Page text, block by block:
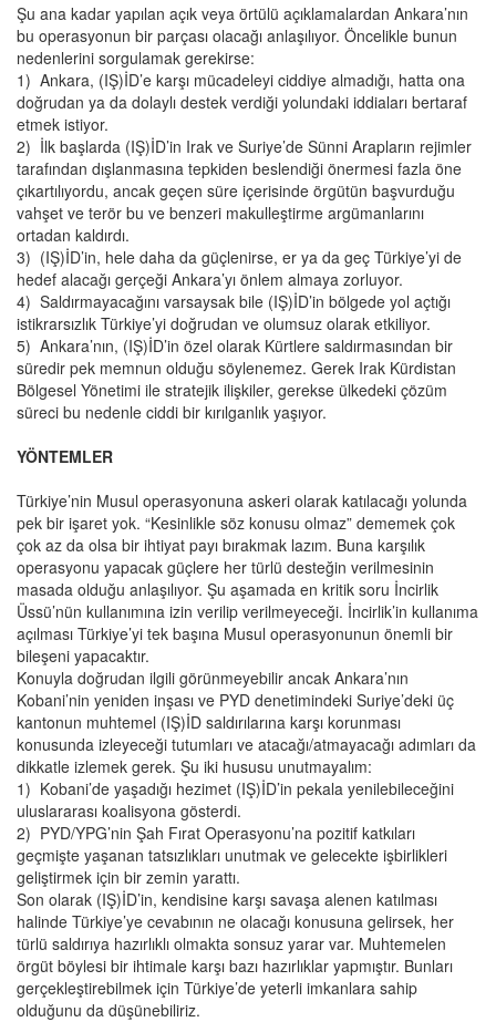
Şu ana kadar yapılan açık veya örtülü açıklamalardan Ankara’nın
bu operasyonun bir parçası olacağı anlaşılıyor. Öncelikle bunun
nedenlerini sorgulamak gerekirse:
1) Ankara, (IŞ)İD’e karşı mücadeleyi ciddiye almadığı, hatta ona
doğrudan ya da dolaylı destek verdiği yolundaki iddiaları bertaraf
etmek istiyor.
2) İlk başlarda (IŞ)İD’in Irak ve Suriye’de Sünni Arapların rejimler
tarafından dışlanmasına tepkiden beslendiği önermesi fazla öne
çıkartılıyordu, ancak geçen süre içerisinde örgütün başvurduğu
vahşet ve terör bu ve benzeri makulleştirme argümanlarını
ortadan kaldırdı.
3) (IŞ)İD’in, hele daha da güçlenirse, er ya da geç Türkiye’yi de
hedef alacağı gerçeği Ankara’yı önlem almaya zorluyor.
4) Saldırmayacağını varsaysak bile (IŞ)İD’in bölgede yol açtığı
istikrarsızlık Türkiye’yi doğrudan ve olumsuz olarak etkiliyor.
5) Ankara’nın, (IŞ)İD’in özel olarak Kürtlere saldırmasından bir
süredir pek memnun olduğu söylenemez. Gerek Irak Kürdistan
Bölgesel Yönetimi ile stratejik ilişkiler, gerekse ülkedeki çözüm
süreci bu nedenle ciddi bir kırılganlık yaşıyor.
YÖNTEMLER
Türkiye’nin Musul operasyonuna askeri olarak katılacağı yolunda
pek bir işaret yok. “Kesinlikle söz konusu olmaz” dememek çok
çok az da olsa bir ihtiyat payı bırakmak lazım. Buna karşılık
operasyonu yapacak güçlere her türlü desteğin verilmesinin
masada olduğu anlaşılıyor. Şu aşamada en kritik soru İncirlik
Üssü’nün kullanımına izin verilip verilmeyeceği. İncirlik’in kullanıma
açılması Türkiye’yi tek başına Musul operasyonunun önemli bir
bileşeni yapacaktır.
Konuyla doğrudan ilgili görünmeyebilir ancak Ankara’nın
Kobani’nin yeniden inşası ve PYD denetimindeki Suriye’deki üç
kantonun muhtemel (IŞ)İD saldırılarına karşı korunması
konusunda izleyeceği tutumları ve atacağı/atmayacağı adımları da
dikkatle izlemek gerek. Şu iki hususu unutmayalım:
1) Kobani’de yaşadığı hezimet (IŞ)İD’in pekala yenilebileceğini
uluslararası koalisyona gösterdi.
2) PYD/YPG’nin Şah Fırat Operasyonu’na pozitif katkıları
geçmişte yaşanan tatsızlıkları unutmak ve gelecekte işbirlikleri
geliştirmek için bir zemin yarattı.
Son olarak (IŞ)İD’in, kendisine karşı savaşa alenen katılması
halinde Türkiye’ye cevabının ne olacağı konusuna gelirsek, her
türlü saldırıya hazırlıklı olmakta sonsuz yarar var. Muhtemelen
örgüt böylesi bir ihtimale karşı bazı hazırlıklar yapmıştır. Bunları
gerçekleştirebilmek için Türkiye’de yeterli imkanlara sahip
olduğunu da düşünebiliriz.